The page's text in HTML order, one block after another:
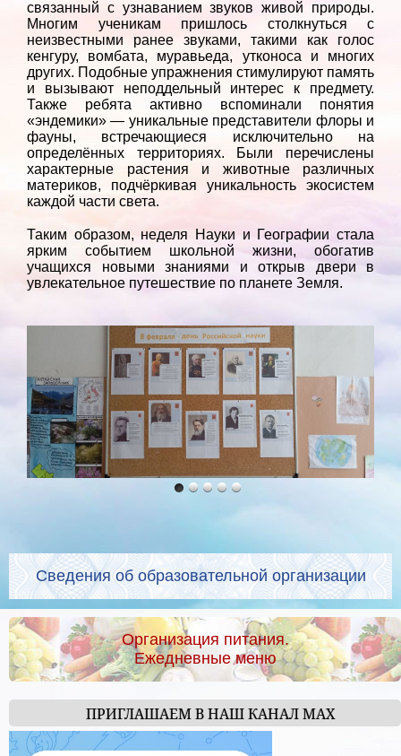
связанный с узнаванием звуков живой природы.
Многим ученикам пришлось столкнуться с
неизвестными ранее звуками, такими как голос
кенгуру, вомбата, муравьеда, утконоса и многих
других. Подобные упражнения стимулируют память
и вызывают неподдельный интерес к предмету.
Также ребята активно вспоминали понятия
«эндемики» — уникальные представители флоры и
фауны, встречающиеся исключительно на
определённых территориях. Были перечислены
характерные растения и животные различных
материков, подчёркивая уникальность экосистем
каждой части света.
Таким образом, неделя Науки и Географии стала
ярким событием школьной жизни, обогатив
учащихся новыми знаниями и открыв двери в
увлекательное путешествие по планете Земля.
Сведения об образовательной организации
Организация питания.
Ежедневные меню
ПРИГЛАШАЕМ В НАШ КАНАЛ МАХ